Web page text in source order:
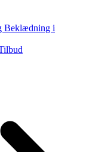
Beklædning i